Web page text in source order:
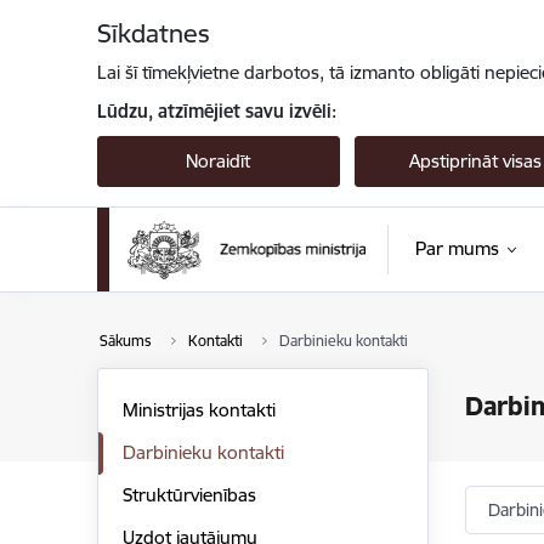
Sīkdatnes
Lai šī tīmekļvietne darbotos, tā izmanto obligāti
Lūdzu, atzīmējiet savu izvēli:
Noraidīt Apstiprināt visas
Par mums
Sākums Kontakti Darbinieku kontakti
Ministrijas kontakti
Darbinieku kontakti
Struktūrvienības
Uzdot jautājumu